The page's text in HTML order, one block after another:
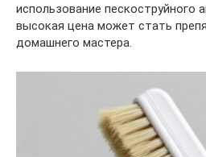
использование пескоструйного
высокая цена может стать
домашнего мастера.